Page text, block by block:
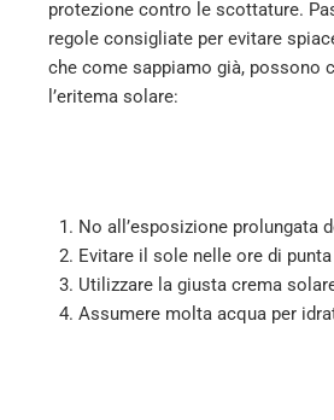
protezione contro le scottature.
regole consigliate per evitare
che come sappiamo già, possono
l’eritema solare:
No all’esposizione prolungata
Evitare il sole nelle ore di punta
Utilizzare la giusta crema
Assumere molta acqua per